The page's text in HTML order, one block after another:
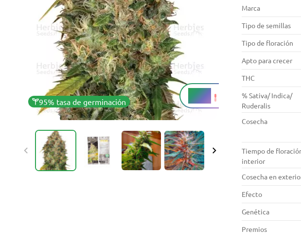
95% tasa de germinación
20+%
THC
Marca
Tipo de semillas
Tipo de floración
Apto para crecer
THC
% Sativa/ Indica/
Ruderalis
Cosecha
Tiempo de
interior
Cosecha en
Efecto
Genética
Premios